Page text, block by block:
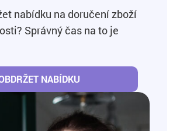
nabídku na doručení zboží
Správný čas na to je
NABÍDKU